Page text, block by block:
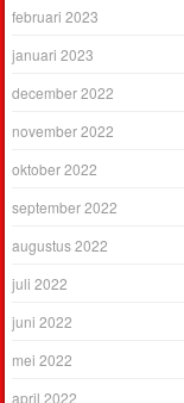
februari 2023
januari 2023
december 2022
november 2022
oktober 2022
september 2022
augustus 2022
juli 2022
juni 2022
mei 2022
april 2022